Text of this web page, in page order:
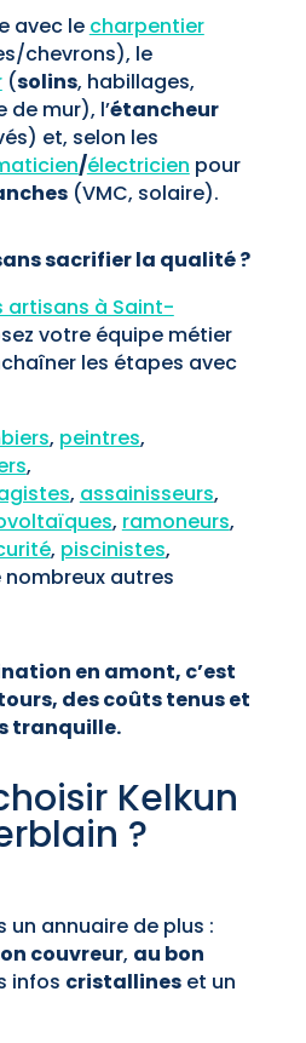
avec le charpentier
chevrons), le
(solins, habillages,
mur), l’étancheur
et, selon les
/électricien pour
(VMC, solaire).
sacrifier la qualité ?
artisans à Saint-
votre équipe métier
les étapes avec
, peintres,
,
, assainisseurs,
, ramoneurs,
, piscinistes,
nombreux autres
en amont, c’est
des coûts tenus et
tranquille.
Kelkun
?
un annuaire de plus :
couvreur, au bon
infos cristallineset un